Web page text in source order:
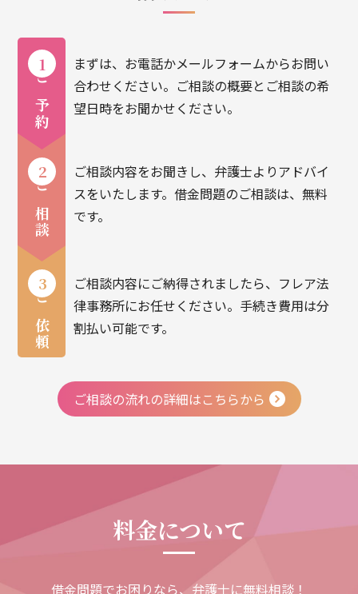
1
ご予約
まずは、お電話かメールフォームからお問い
合わせください。ご相談の概要とご相談の希
望日時をお聞かせください。
2
ご相談
ご相談内容をお聞きし、弁護士よりアドバイ
スをいたします。借金問題のご相談は、無料
です。
3
ご依頼
ご相談内容にご納得されましたら、フレア法
律事務所にお任せください。手続き費用は分
割払い可能です。
ご相談の流れの詳細はこちらから
料金について
借金問題でお困りなら、弁護士に無料相談！